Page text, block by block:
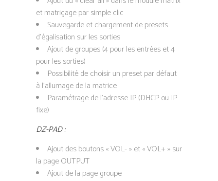
et matriçage par simple clic
Sauvegarde et chargement de presets
d’égalisation sur les sorties
Ajout de groupes (4 pour les entrées et 4
pour les sorties)
Possibilité de choisir un preset par défaut
à l’allumage de la matrice
Paramétrage de l’adresse IP (DHCP ou IP
fixe)
DZ-PAD :
Ajout des boutons « VOL- » et « VOL+ » sur
la page OUTPUT
Ajout de la page groupe